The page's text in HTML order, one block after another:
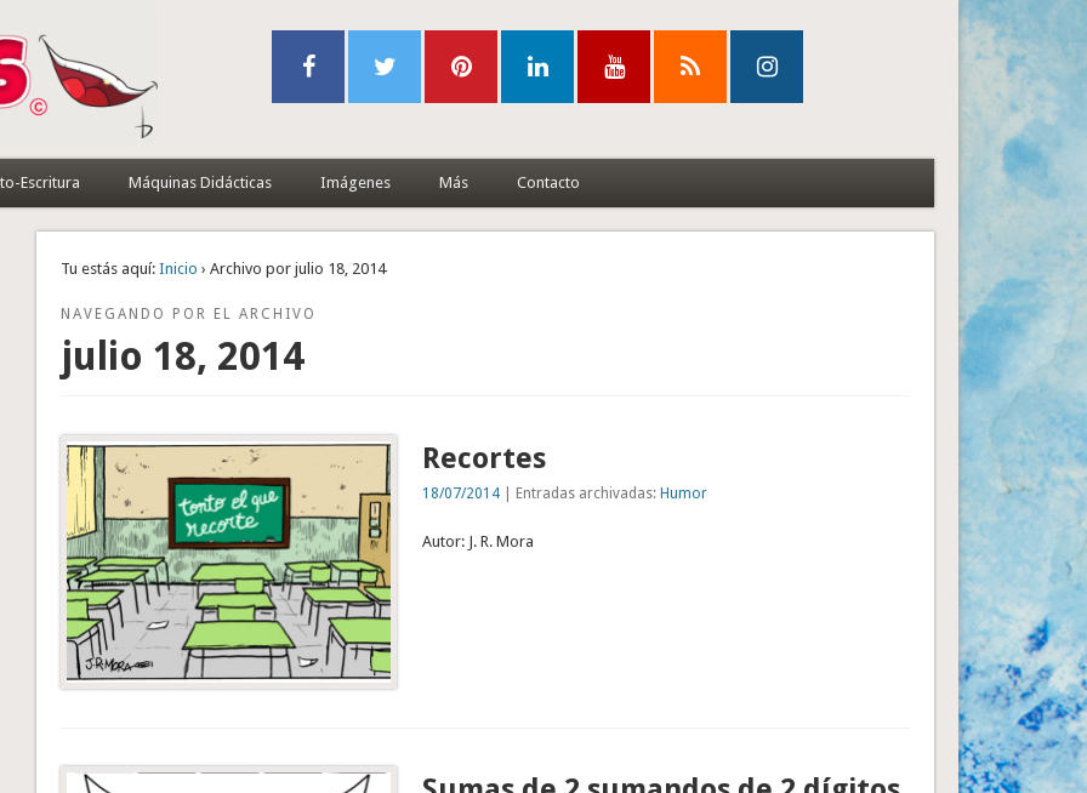
Escritura Máquinas Didácticas Imágenes Más Contacto
Tu estás aquí: Inicio › Archivo por julio 18, 2014
NAVEGANDO POR EL ARCHIVO
julio 18, 2014
Recortes
18/07/2014| Entradas archivadas: Humor
Autor: J. R. Mora